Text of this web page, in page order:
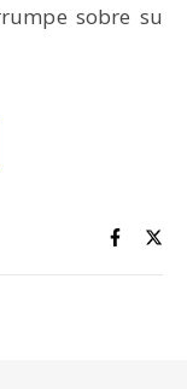
sobre su